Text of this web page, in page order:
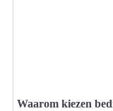
Waarom kiezen